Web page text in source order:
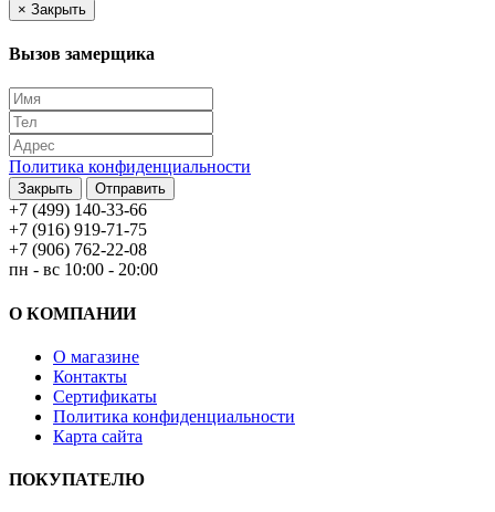
× Закрыть
Вызов замерщика
Политика конфиденциальности
Закрыть Отправить
+7 (499) 140-33-66
+7 (916) 919-71-75
+7 (906) 762-22-08
пн - вс 10:00 - 20:00
О КОМПАНИИ
О магазине
Контакты
Сертификаты
Политика конфиденциальности
Карта сайта
ПОКУПАТЕЛЮ